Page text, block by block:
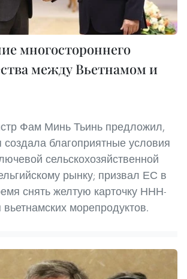
многостороннего
между Вьетнамом и
Фам Минь Тьинь предложил,
создала благоприятные условия
сельскохозяйственной
рынку; призвал ЕС в
снять желтую карточку ННН-
морепродуктов.